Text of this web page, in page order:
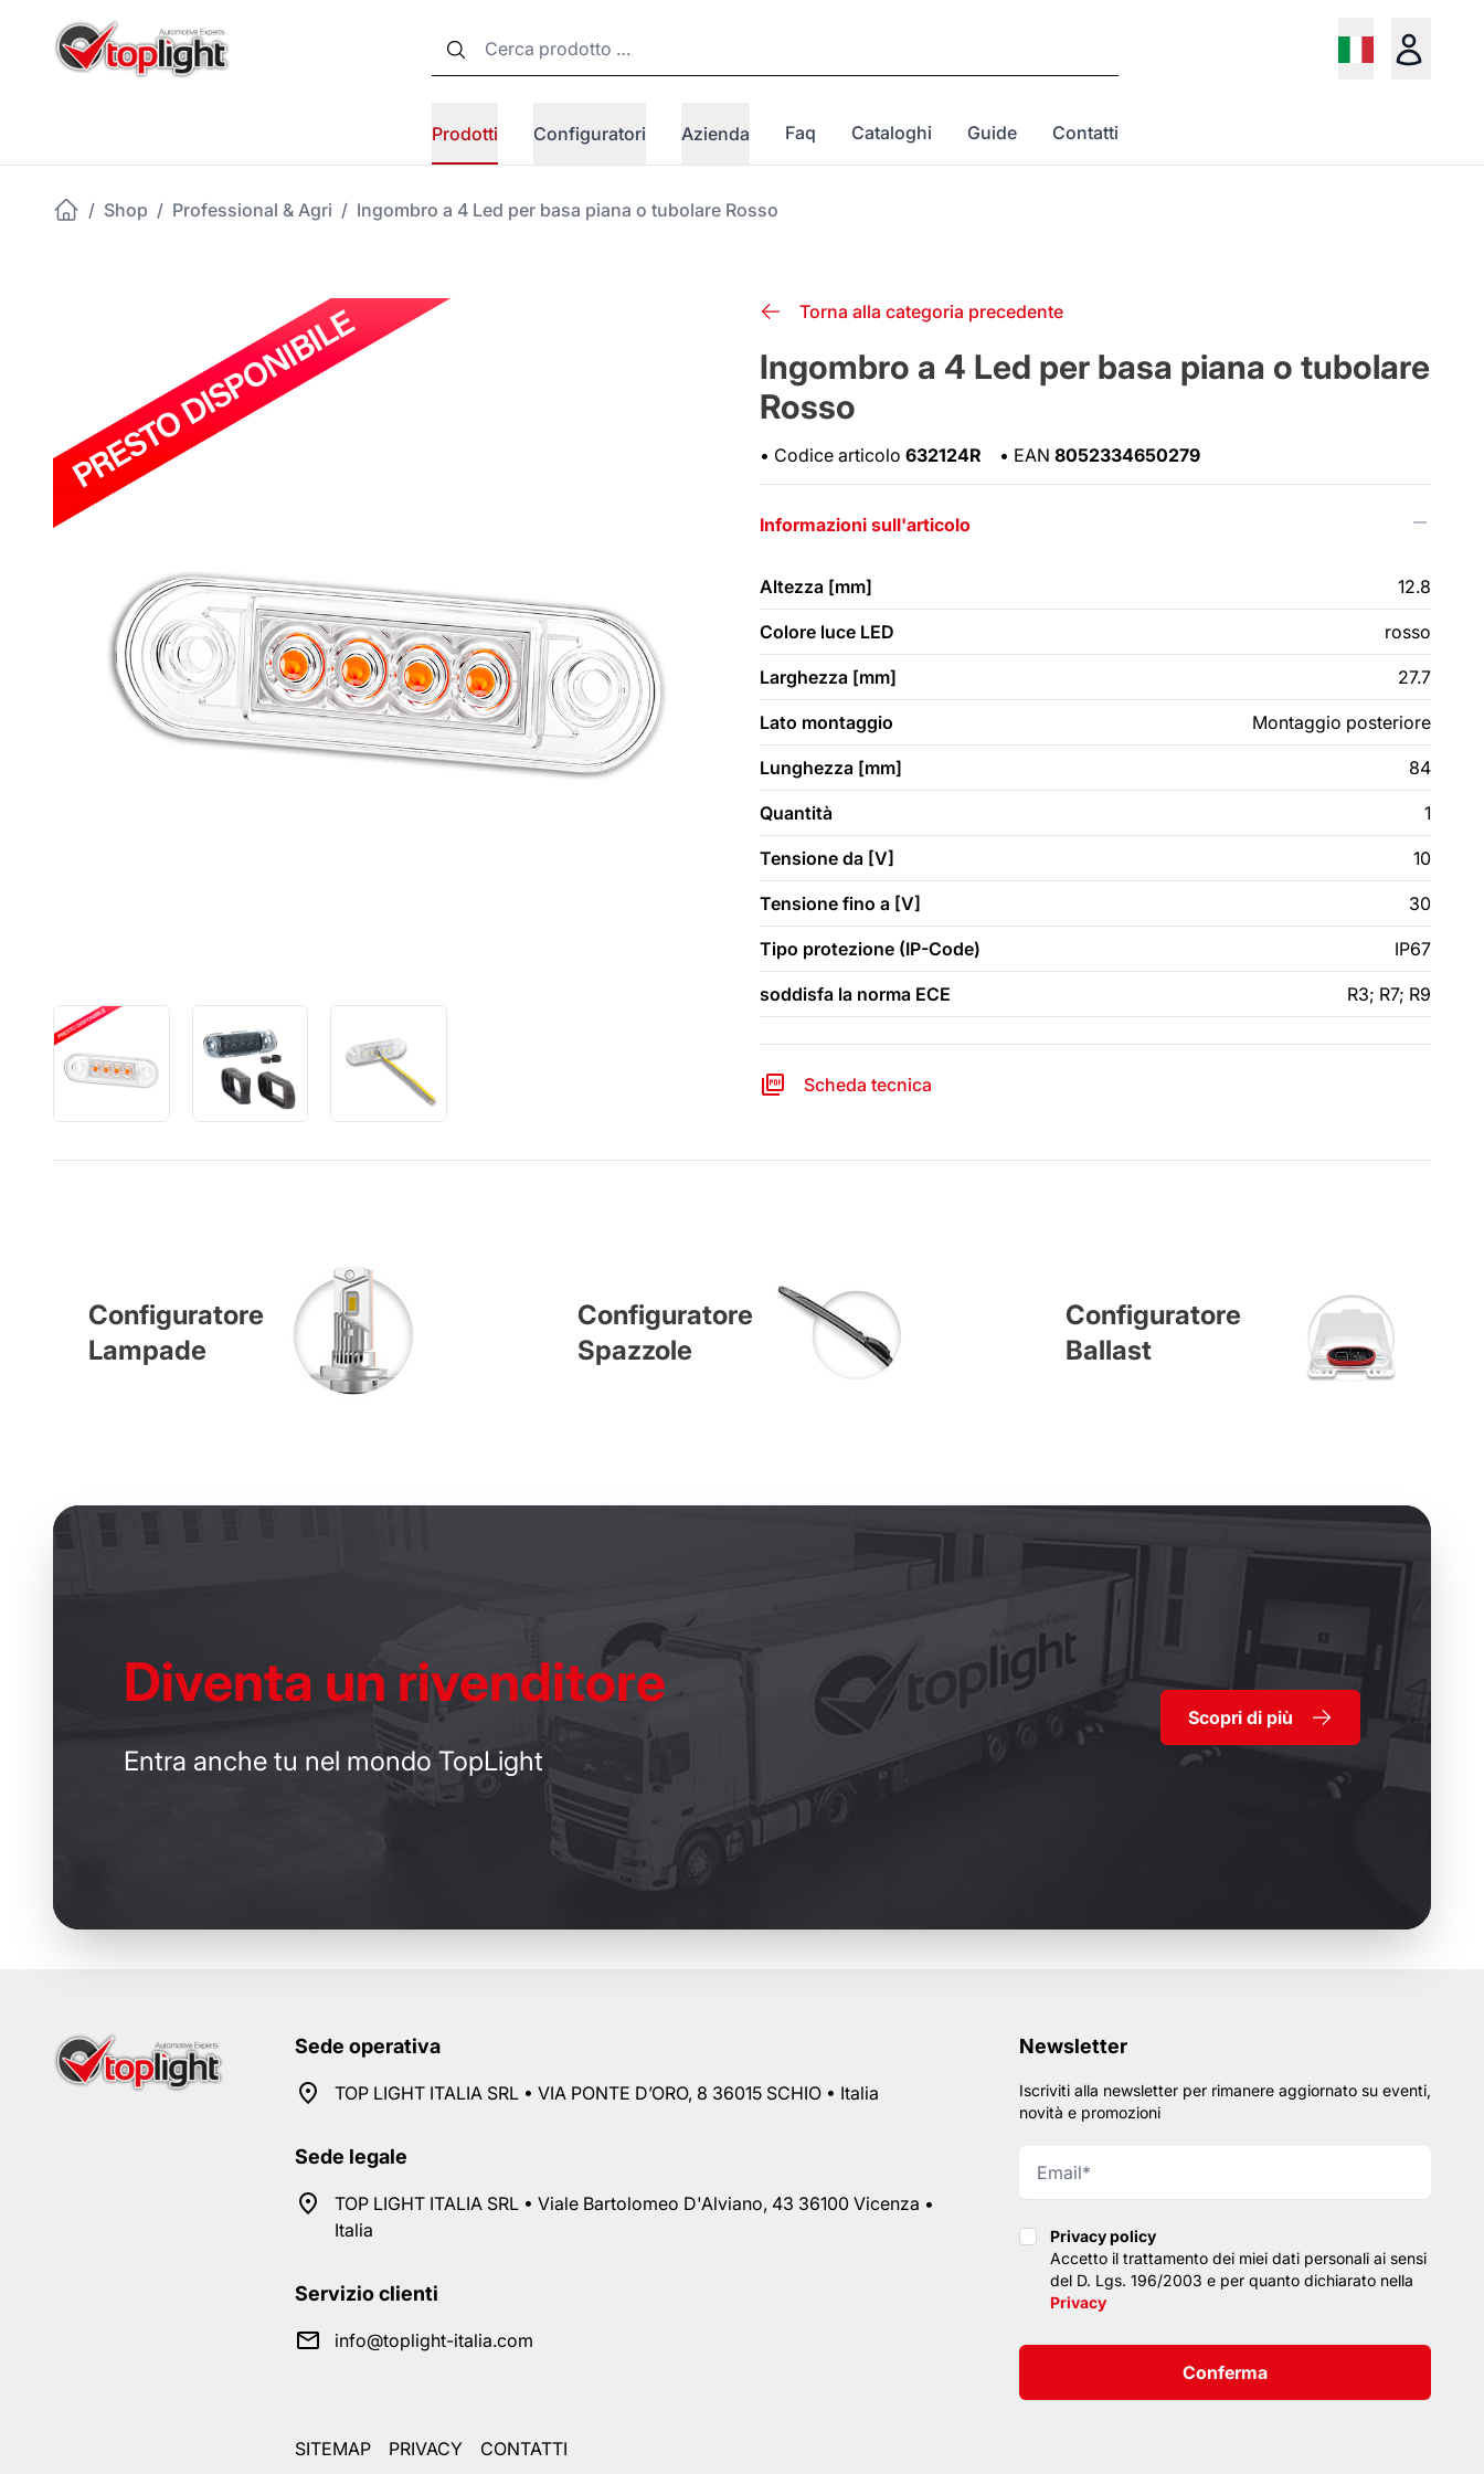
Prodotti Configuratori Azienda Faq Cataloghi Guide Contatti
/ Shop / Professional & Agri / Ingombro a 4 Led per basa piana o tubolare Rosso
Torna alla categoria precedente
Ingombro a 4 Led per basa piana o tubolare
Rosso
• Codice articolo 632124R • EAN 8052334650279
Informazioni sull'articolo
Altezza [mm] 12.8
Colore luce LED rosso
Larghezza [mm] 27.7
Lato montaggio Montaggio posteriore
Lunghezza [mm] 84
Quantità 1
Tensione da [V] 10
Tensione fino a [V] 30
Tipo protezione (IP-Code) IP67
soddisfa la norma ECE R3; R7; R9
Scheda tecnica
Configuratore
Lampade
Configuratore
Spazzole
Configuratore
Ballast
Diventa un rivenditore
Entra anche tu nel mondo TopLight
Scopri di più
Sede operativa
TOP LIGHT ITALIA SRL • VIA PONTE D’ORO, 8 36015 SCHIO • Italia
Sede legale
TOP LIGHT ITALIA SRL • Viale Bartolomeo D'Alviano, 43 36100 Vicenza •
Italia
Servizio clienti
info@toplight-italia.com
Newsletter
Iscriviti alla newsletter per rimanere aggiornato su eventi,
novità e promozioni
Privacy policy
Privacy policy
Accetto il trattamento dei miei dati personali ai sensi
del D. Lgs. 196/2003 e per quanto dichiarato nella
Privacy
Conferma
SITEMAP PRIVACY CONTATTI